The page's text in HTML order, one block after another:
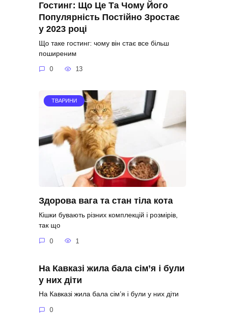
Гостинг: Що Це Та Чому Його
Популярність Постійно Зростає
у 2023 році
Що таке гостинг: чому він стає все більш
поширеним
0 13
ТВАРИНИ
Здорова вага та стан тіла кота
Кішки бувають різних комплекцій і розмірів,
так що
0 1
На Кавказі жила бала сім’я і були
у них діти
На Кавказі жила бала сім’я і були у них діти
0